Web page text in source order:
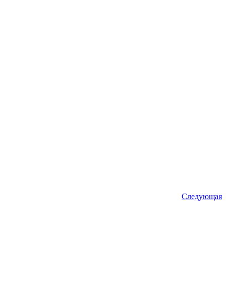
Следующая